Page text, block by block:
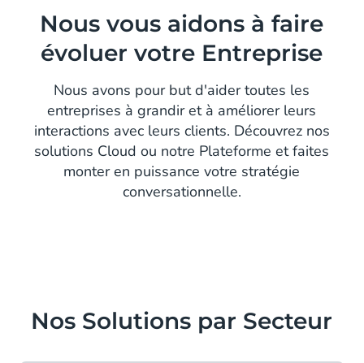
Nous vous aidons à faire
évoluer votre Entreprise
Nous avons pour but d'aider toutes les
entreprises à grandir et à améliorer leurs
interactions avec leurs clients. Découvrez nos
solutions Cloud ou notre Plateforme et faites
monter en puissance votre stratégie
conversationnelle.
Nos Solutions par Secteur